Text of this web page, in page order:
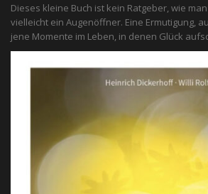
Dieses kleine Buch ist kein Ratgeber, wie
vielleicht ein Augenöffner. Eine Ermutigung,
jene Momente im Leben, in denen Glück